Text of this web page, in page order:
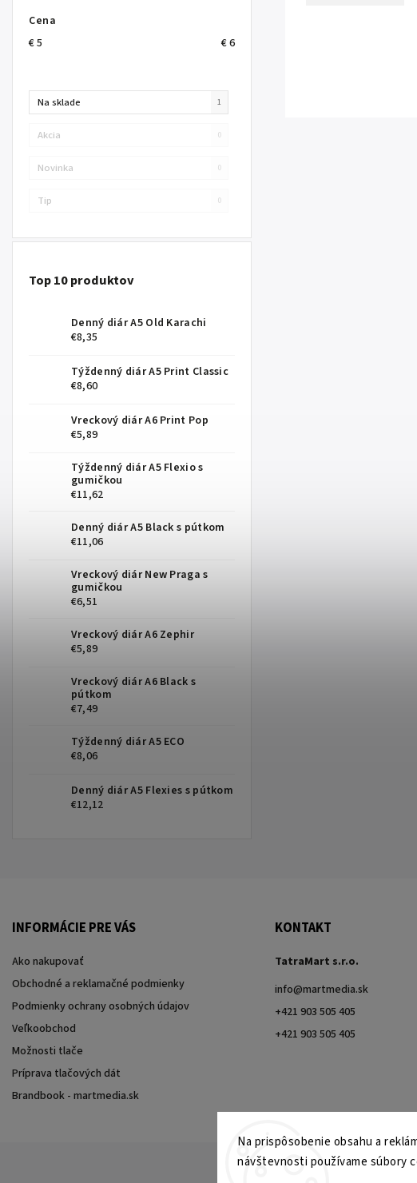
Na prispôsobenie obsahu a
návštevnosti používame súbory
Cena
€5 €6
Na sklade 1
Akcia 0
Novinka 0
Tip 0
Top 10 produktov
Denný diár A5 Old Karachi
€8,35
Týždenný diár A5 Print Classic
€8,60
Vreckový diár A6 Print Pop
€5,89
Týždenný diár A5 Flexio s
gumičkou
€11,62
Denný diár A5 Black s pútkom
€11,06
Vreckový diár New Praga s
gumičkou
€6,51
Vreckový diár A6 Zephir
€5,89
Vreckový diár A6 Black s
pútkom
€7,49
Týždenný diár A5 ECO
€8,06
Denný diár A5 Flexies s pútkom
€12,12
INFORMÁCIE PRE VÁS
Ako nakupovať
Obchodné a reklamačné podmienky
Podmienky ochrany osobných údajov
Veľkoobchod
Možnosti tlače
Príprava tlačových dát
Brandbook - martmedia.sk
KONTAKT
TatraMart s.r.o.
info@martmedia.sk
+421 903 505 405
+421 903 505 405